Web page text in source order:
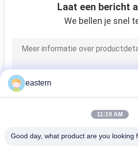
kleine
Laat een bericht
We bellen je snel
eastern
11:19 AM
Good day, what product are you looking